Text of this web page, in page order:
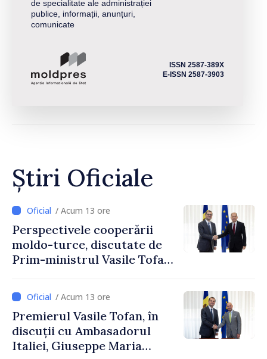
de specialitate ale administrației
publice, informații, anunțuri,
comunicate
ISSN 2587-389X
E-ISSN 2587-3903
Știri Oficiale
/ Acum 13 ore
Perspectivele cooperării
moldo-turce, discutate de
Prim-ministrul Vasile Tofan
Uygar Mustafa Sertel
/ Acum 13 ore
Premierul Vasile Tofan, în
discuții cu Ambasadorul
Italiei, Giuseppe Maria